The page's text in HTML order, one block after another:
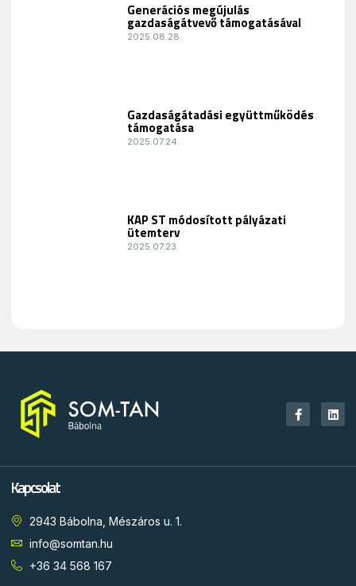
Generációs megújulás
gazdaságátvevő támogatásával
2025.08.28.
Gazdaságátadási együttműködés
támogatása
2025.07.24.
KAP ST módosított pályázati
ütemterv
2025.07.23.
Kapcsolat
2943 Bábolna, Mészáros u. 1.
info@somtan.hu
+36 34 568 167